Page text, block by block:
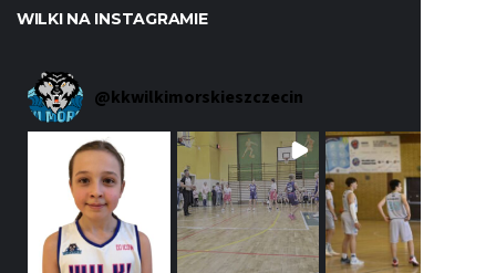
WILKI NA INSTAGRAMIE
@kkwilkimorskieszczecin